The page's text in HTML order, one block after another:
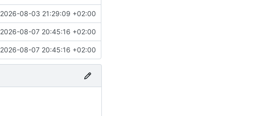
2026-08-03 21:29:09 +02:00
2026-08-07 20:45:16 +02:00
2026-08-07 20:45:16 +02:00